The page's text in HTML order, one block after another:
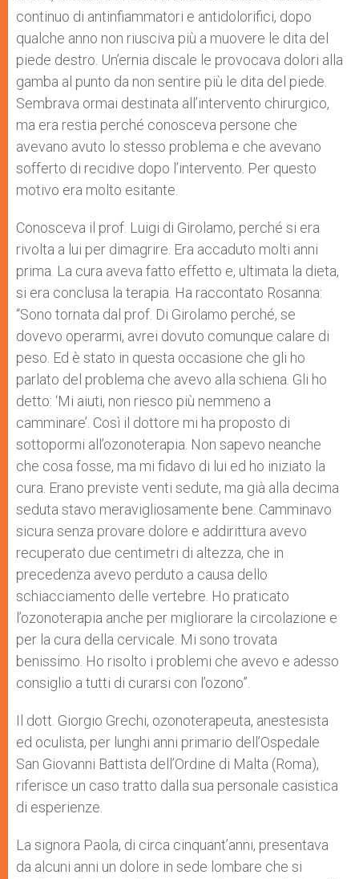
continuo di antinfiammatori e antidolorifici, dopo
qualche anno non riusciva più a muovere le dita del
piede destro. Un’ernia discale le provocava dolori alla
gamba al punto da non sentire più le dita del piede.
Sembrava ormai destinata all’intervento chirurgico,
ma era restia perché conosceva persone che
avevano avuto lo stesso problema e che avevano
sofferto di recidive dopo l’intervento. Per questo
motivo era molto esitante.
Conosceva il prof. Luigi di Girolamo, perché si era
rivolta a lui per dimagrire. Era accaduto molti anni
prima. La cura aveva fatto effetto e, ultimata la dieta,
si era conclusa la terapia. Ha raccontato Rosanna:
“Sono tornata dal prof. Di Girolamo perché, se
dovevo operarmi, avrei dovuto comunque calare di
peso. Ed è stato in questa occasione che gli ho
parlato del problema che avevo alla schiena. Gli ho
detto: ‘Mi aiuti, non riesco più nemmeno a
camminare’. Così il dottore mi ha proposto di
sottopormi all’ozonoterapia. Non sapevo neanche
che cosa fosse, ma mi fidavo di lui ed ho iniziato la
cura. Erano previste venti sedute, ma già alla decima
seduta stavo meravigliosamente bene. Camminavo
sicura senza provare dolore e addirittura avevo
recuperato due centimetri di altezza, che in
precedenza avevo perduto a causa dello
schiacciamento delle vertebre. Ho praticato
l’ozonoterapia anche per migliorare la circolazione e
per la cura della cervicale. Mi sono trovata
benissimo. Ho risolto i problemi che avevo e adesso
consiglio a tutti di curarsi con l’ozono”.
Il dott. Giorgio Grechi, ozonoterapeuta, anestesista
ed oculista, per lunghi anni primario dell’Ospedale
San Giovanni Battista dell’Ordine di Malta (Roma),
riferisce un caso tratto dalla sua personale casistica
di esperienze.
La signora Paola, di circa cinquant’anni, presentava
da alcuni anni un dolore in sede lombare che si